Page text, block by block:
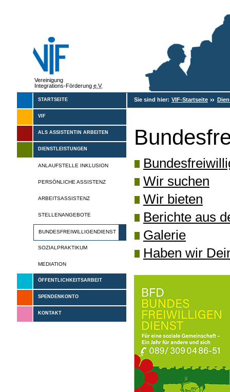
Vereinigung
Integrations-Förderung e.V.
STARTSEITE
VIF
ALS ASSISTENTIN ARBEITEN
DIENSTLEISTUNGEN
ANLAUFSTELLE INKLUSION
PERSÖNLICHE ASSISTENZ
ARBEITSASSISTENZ
STELLENANGEBOTE
BUNDESFREIWILLIGENDIENST
SOZIALPRAKTIKUM
MEDIATION
ÖFFENTLICHKEITSARBEIT
SPENDENKONTO
KONTAKT
Sie sind hier: VIF-Startseite
Wir suchen
Wir bieten
Berichte aus
Galerie
Haben wir